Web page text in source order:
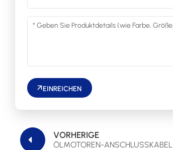
EINREICHEN
VORHERIGE
ÖLMOTOREN-ANSCHLUSSKABEL